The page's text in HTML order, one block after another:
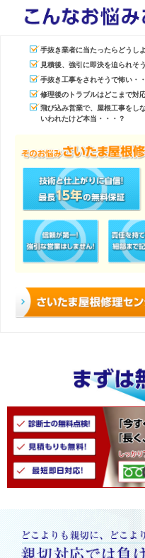
手抜き業者に当たったらどうし
見積後、強引に即決を迫られそ
手抜き工事をされそうで怖い・
修理後のトラブルはどこまで対
飛び込み営業で、屋根工事をし
いわれたけど本当・・・？